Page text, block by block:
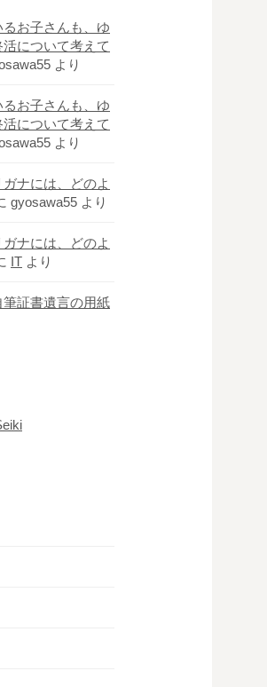
お子さんも、ゆ
について考えて
より
お子さんも、ゆ
について考えて
より
ナには、どのよ
gyosawa55 より
ナには、どのよ
IT より
証書遺言の用紙